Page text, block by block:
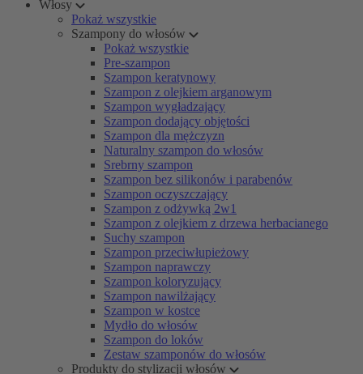
Włosy
Pokaż wszystkie
Szampony do włosów
Pokaż wszystkie
Pre-szampon
Szampon keratynowy
Szampon z olejkiem arganowym
Szampon wygładzający
Szampon dodający objętości
Szampon dla mężczyzn
Naturalny szampon do włosów
Srebrny szampon
Szampon bez silikonów i parabenów
Szampon oczyszczający
Szampon z odżywką 2w1
Szampon z olejkiem z drzewa herbacianego
Suchy szampon
Szampon przeciwłupieżowy
Szampon naprawczy
Szampon koloryzujący
Szampon nawilżający
Szampon w kostce
Mydło do włosów
Szampon do loków
Zestaw szamponów do włosów
Produkty do stylizacji włosów